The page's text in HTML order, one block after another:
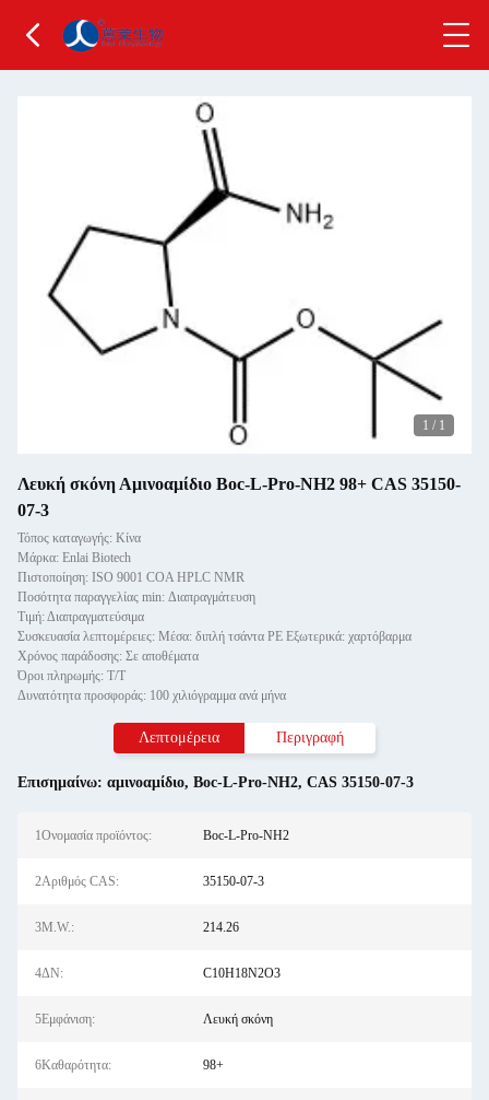
1 / 1
Λευκή σκόνη Αμινοαμίδιο Boc-L-Pro-NH2 98+ CAS 35150-
07-3
Τόπος καταγωγής: Κίνα
Μάρκα: Enlai Biotech
Πιστοποίηση: ISO 9001 COA HPLC NMR
Ποσότητα παραγγελίας min: Διαπραγμάτευση
Τιμή: Διαπραγματεύσιμα
Συσκευασία λεπτομέρειες: Μέσα: διπλή τσάντα PE Εξωτερικά: χαρτόβαρμα
Χρόνος παράδοσης: Σε αποθέματα
Όροι πληρωμής: Τ/Τ
Δυνατότητα προσφοράς: 100 χιλιόγραμμα ανά μήνα
Λεπτομέρεια Περιγραφή
Επισημαίνω: αμινοαμίδιο, Boc-L-Pro-NH2, CAS 35150-07-3
1Ονομασία προϊόντος: Boc-L-Pro-NH2
2Αριθμός CAS: 35150-07-3
3M.W.: 214.26
4ΔΝ: C10H18N2O3
5Εμφάνιση: Λευκή σκόνη
6Καθαρότητα: 98+